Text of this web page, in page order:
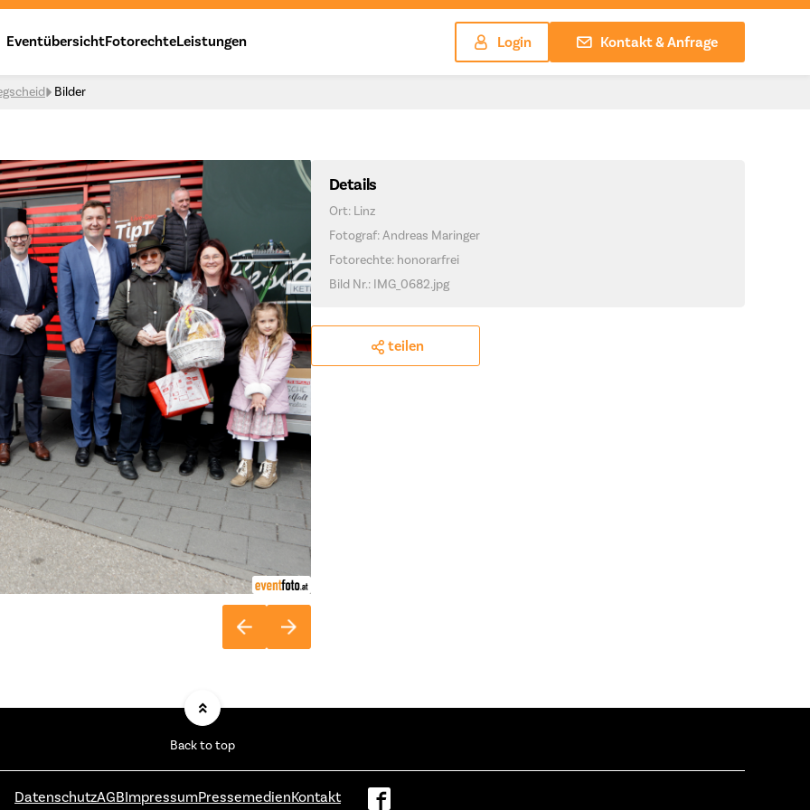
EventübersichtFotorechteLeistungen Login Kontakt & Anfrage
Bilder
Details
Ort: Linz
Fotograf: Andreas Maringer
Fotorechte: honorarfrei
Bild Nr.: IMG_0682.jpg
teilen
Back to top
DatenschutzAGBImpressumPressemedienKontakt